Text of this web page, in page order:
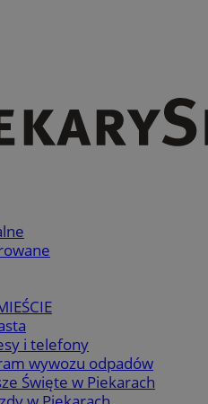
i telefony
wywozu odpadów
Święte w Piekarach